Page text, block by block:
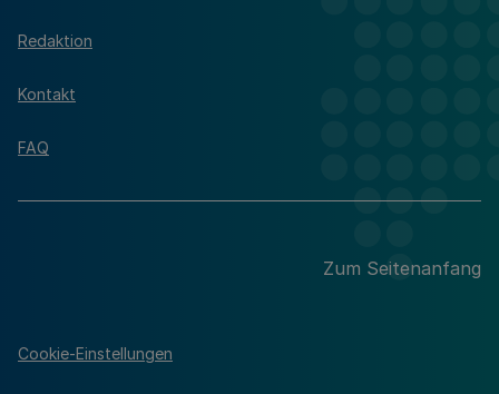
Redaktion
Kontakt
FAQ
Zum Seitenanfang
Cookie-Einstellungen